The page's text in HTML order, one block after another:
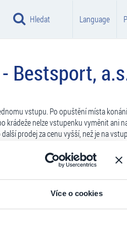
Více o cookies
Hledat Language
Bestsport,
vstupu. Po opuštění místa
krádeže nelze vstupenku vyměnit ani
prodej za cenu vyšší, než je na
pro zabavení vstupenky bez
zrušení akce uplatní majitel
Změna programu vyhrazena.